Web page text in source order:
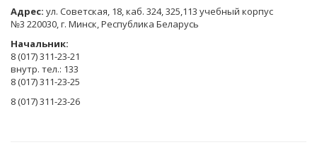
Адрес: ул. Советская, 18, каб. 324, 325,113 учебный корпус
№3 220030, г. Минск, Республика Беларусь
Начальник:
8 (017) 311-23-21
внутр. тел.: 133
8 (017) 311-23-25
8 (017) 311-23-26